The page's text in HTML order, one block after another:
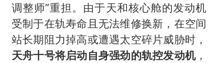
调整师”重担。由于天和核心舱的发动机
受制于在轨寿命且无法维修换新，在空间
站长期阻力掉高或遭遇太空碎片威胁时，
天舟十号将启动自身强劲的轨控发动机，